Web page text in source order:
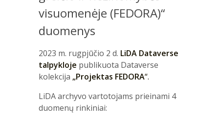
visuomenėje (FEDORA)“
duomenys
2023 m. rugpjūčio 2 d. LiDA Dataverse
talpykloje publikuota Dataverse
kolekcija „Projektas FEDORA“.
LiDA archyvo vartotojams prieinami 4
duomenų rinkiniai: